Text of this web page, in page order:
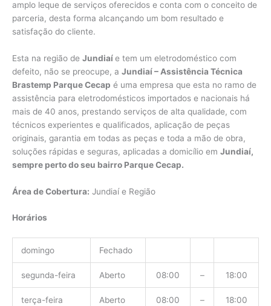
amplo leque de serviços oferecidos e conta com o conceito de
parceria, desta forma alcançando um bom resultado e
satisfação do cliente.
Esta na região de Jundiaíe tem um eletrodoméstico com
defeito, não se preocupe, a Jundiaí – Assistência Técnica
Brastemp Parque Cecap é uma empresa que esta no ramo de
assistência para eletrodomésticos importados e nacionais há
mais de 40 anos, prestando serviços de alta qualidade, com
técnicos experientes e qualificados, aplicação de peças
originais, garantia em todas as peças e toda a mão de obra,
soluções rápidas e seguras, aplicadas a domicílio em Jundiaí,
sempre perto do seu bairro Parque Cecap.
Área de Cobertura: Jundiaí e Região
Horários
domingo Fechado
segunda-feira Aberto 08:00 – 18:00
terça-feira Aberto 08:00 – 18:00